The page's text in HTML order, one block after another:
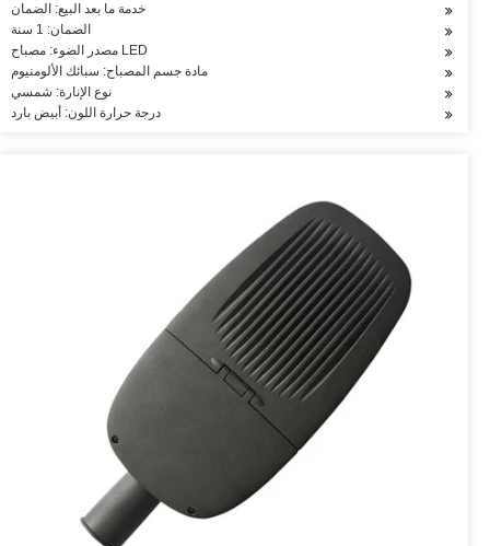
خدمة ما بعد البيع: الضمان
الضمان: 1 سنة
مصدر الضوء: مصباح LED
مادة جسم المصباح: سبائك الألومنيوم
نوع الإنارة: شمسي
درجة حرارة اللون: أبيض بارد